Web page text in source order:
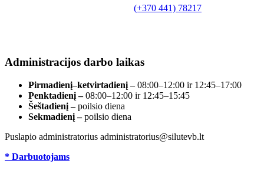
(+370 441) 78217
Administracijos darbo laikas
Pirmadienį–ketvirtadienį –08:00–12:00 ir 12:45–17:00
Penktadienį –08:00–12:00 ir 12:45–15:45
Šeštadienį –poilsio diena
Sekmadienį –poilsio diena
Puslapio administratorius administratorius@silutevb.lt
* Darbuotojams